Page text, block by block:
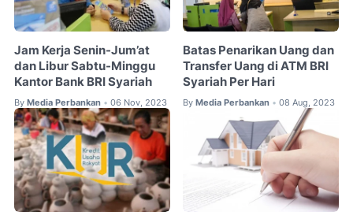
Jam Kerja Senin-Jum’at
dan Libur Sabtu-Minggu
Kantor Bank BRI Syariah
By Media Perbankan • 06 Nov, 2023
Batas Penarikan Uang dan
Transfer Uang di ATM BRI
Syariah Per Hari
By Media Perbankan • 08 Aug, 2023